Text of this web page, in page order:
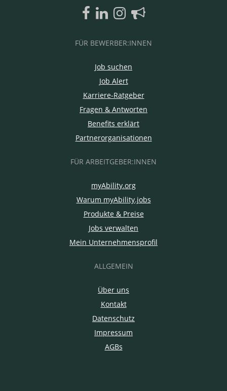
FÜR BEWERBER:INNEN
Job suchen
Job Alert
Karriere-Ratgeber
Fragen & Antworten
Benefits erklärt
Partnerorganisationen
FÜR ARBEITGEBER:INNEN
myAbility.org
Warum myAbility.jobs
Produkte & Preise
Jobs verwalten
Mein Unternehmensprofil
ALLGEMEIN
Über uns
Kontakt
Datenschutz
Impressum
AGBs